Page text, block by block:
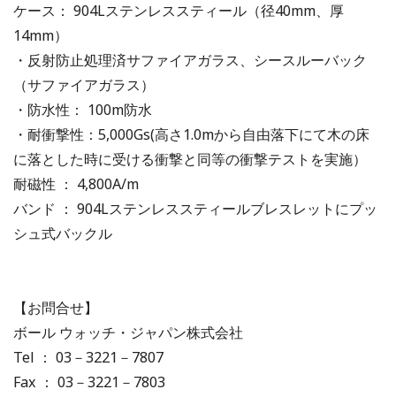
ケース： 904Lステンレススティール（径40mm、厚
14mm）
・反射防止処理済サファイアガラス、シースルーバック
（サファイアガラス）
・防水性： 100m防水
・耐衝撃性：5,000Gs(高さ1.0mから自由落下にて木の床
に落とした時に受ける衝撃と同等の衝撃テストを実施）
耐磁性 ： 4,800A/m
バンド ： 904Lステンレススティールブレスレットにプッ
シュ式バックル
【お問合せ】
ボール ウォッチ・ジャパン株式会社
Tel ： 03－3221－7807
Fax ： 03－3221－7803